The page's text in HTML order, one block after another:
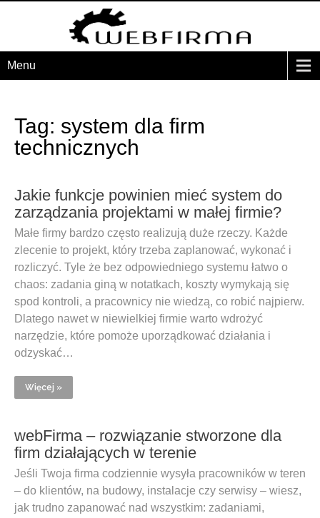
Menu
Tag: system dla firm
technicznych
Jakie funkcje powinien mieć system do
zarządzania projektami w małej firmie?
Małe firmy bardzo często realizują duże rzeczy. Każde
zlecenie to projekt, który trzeba zaplanować, wykonać i
rozliczyć. Tyle że bez odpowiedniego systemu łatwo o
chaos: zadania giną w notatkach, koszty wymykają się
spod kontroli, a pracownicy nie wiedzą, co robić najpierw.
Dlatego nawet w niewielkiej firmie warto wdrożyć
narzędzie, które pomoże uporządkować działania i
odzyskać…
Więcej »
webFirma – rozwiązanie stworzone dla
firm działających w terenie
Jeśli Twoja firma codziennie wysyła pracowników w teren
– do klientów, na budowy, instalacje czy serwisy – wiesz,
jak trudno zapanować nad wszystkim: zadaniami,